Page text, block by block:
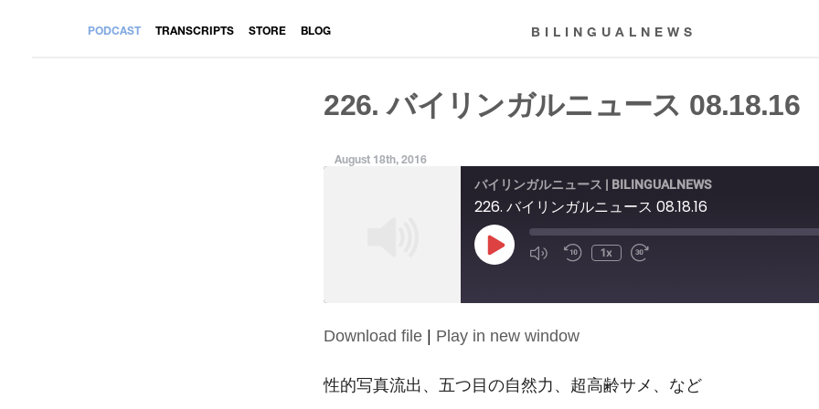
PODCAST TRANSCRIPTS STORE BLOG BILINGUALNEWS
226. バイリンガルニュース 08.18.16
August 18th, 2016
バイリンガルニュース | BILINGUALNEWS
226. バイリンガルニュース 08.18.16
Play
Episode
1x
SHARE
LINK
Download file | Play in new window
性的写真流出、五つ目の自然力、超高齢サメ、など